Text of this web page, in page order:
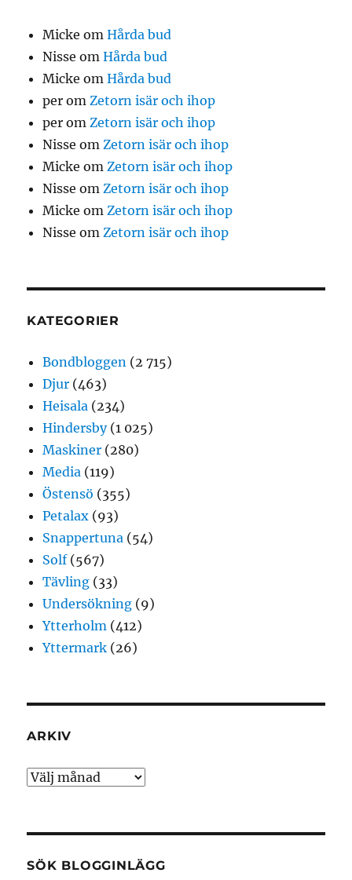
Micke omHårda bud
Nisse omHårda bud
Micke omHårda bud
per omZetorn isär och ihop
per omZetorn isär och ihop
Nisse omZetorn isär och ihop
Micke omZetorn isär och ihop
Nisse omZetorn isär och ihop
Micke omZetorn isär och ihop
Nisse omZetorn isär och ihop
KATEGORIER
Bondbloggen (2 715)
Djur (463)
Heisala (234)
Hindersby(1 025)
Maskiner (280)
Media (119)
Östensö (355)
Petalax (93)
Snappertuna (54)
Solf(567)
Tävling (33)
Undersökning (9)
Ytterholm (412)
Yttermark (26)
ARKIV
Arkiv
SÖK BLOGGINLÄGG